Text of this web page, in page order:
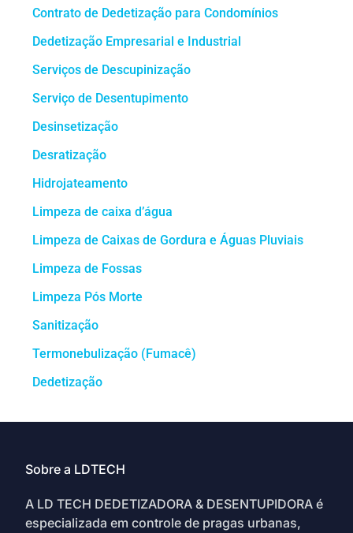
Contrato de Dedetização para Condomínios
Dedetização Empresarial e Industrial
Serviços de Descupinização
Serviço de Desentupimento
Desinsetização
Desratização
Hidrojateamento
Limpeza de caixa d’água
Limpeza de Caixas de Gordura e Águas Pluviais
Limpeza de Fossas
Limpeza Pós Morte
Sanitização
Termonebulização (Fumacê)
Dedetização
Sobre a LDTECH
A LD TECH DEDETIZADORA & DESENTUPIDORA é
especializada em controle de pragas urbanas,